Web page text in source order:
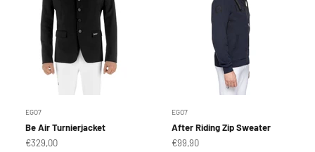
EGO7
Be Air Turnierjacket
Angebot
€329,00
EGO7
After Riding Zip Sweater
Angebot
€99,90